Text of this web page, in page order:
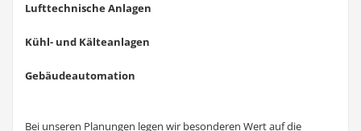
Lufttechnische Anlagen
Kühl- und Kälteanlagen
Gebäudeautomation
Bei unseren Planungen legen wir besonderen Wert auf die